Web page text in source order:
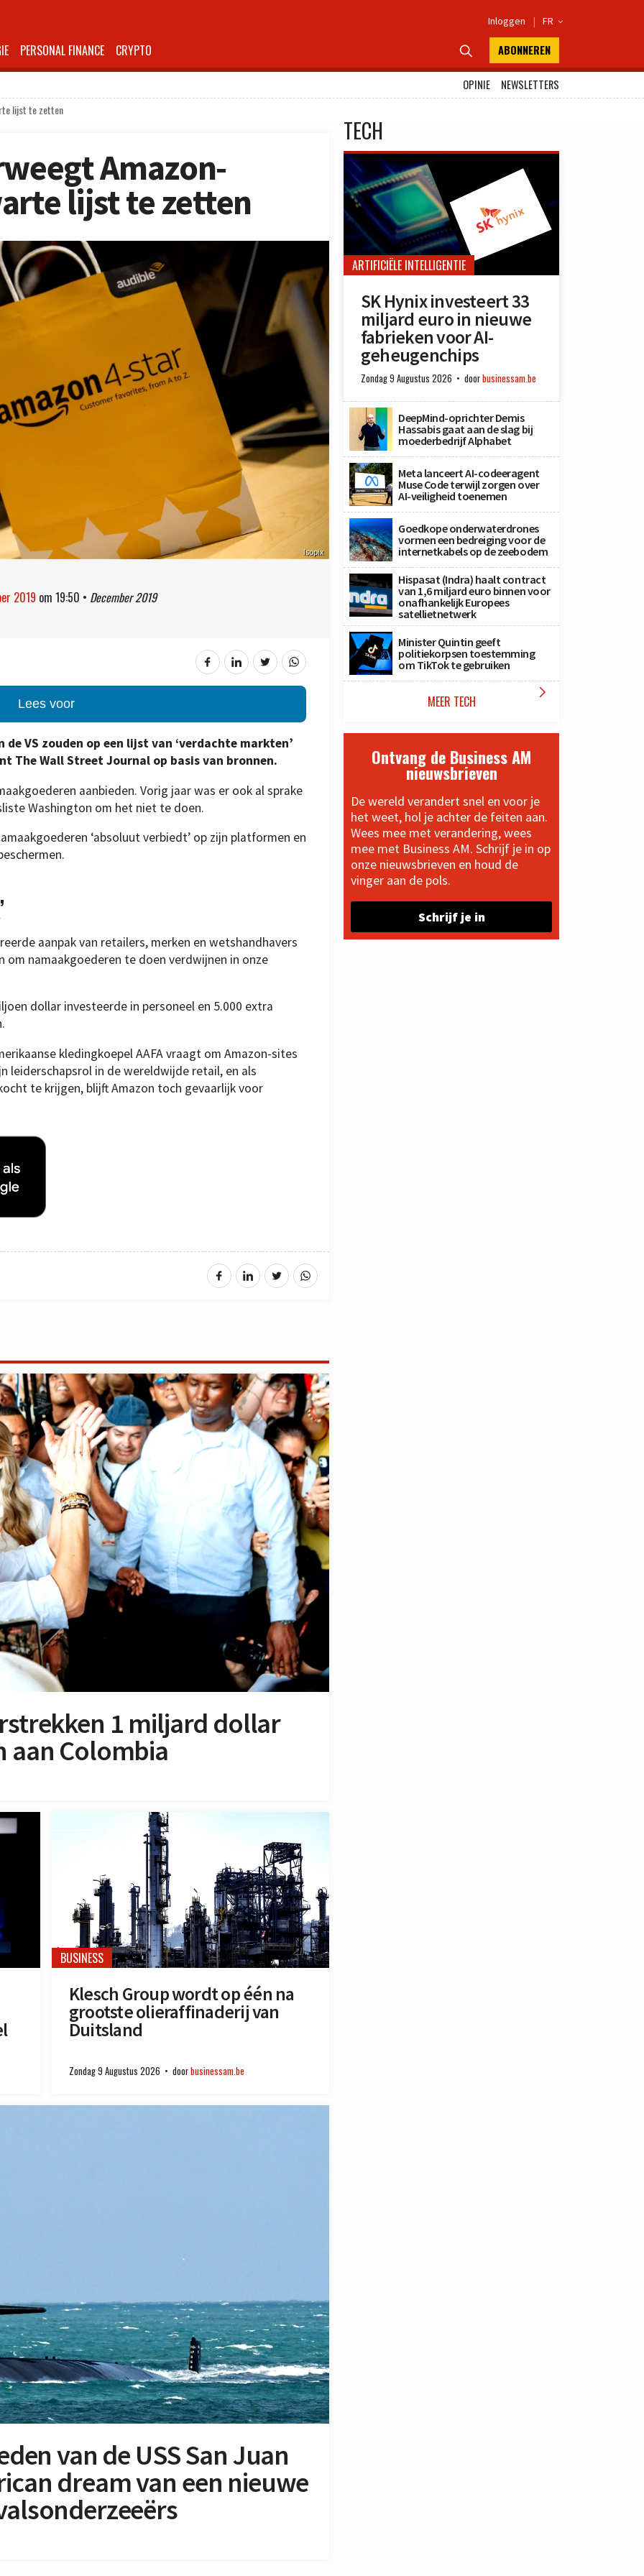
Inloggen | FR 
PERSONAL FINANCE CRYPTO  ABONNEREN
OPINIE
NEWSLETTERS
lijst te zetten
Amazon-
lijst te zetten
Isopix
2019 om 19:50 • December 2019
Lees voor
VS zouden op een lijst van ‘verdachte markten’
The Wall Street Journal op basis van bronnen.
aanbieden. Vorig jaar was er ook al sprake
Washington om het niet te doen.
‘absoluut verbiedt’ op zijn platformen en
aanpak van retailers, merken en wetshandhavers
om namaakgoederen te doen verdwijnen in onze
dollar investeerde in personeel en 5.000 extra
kledingkoepel AAFA vraagt om Amazon-sites
leiderschapsrol in de wereldwijde retail, en als
te krijgen, blijft Amazon toch gevaarlijk voor
1 miljard dollar
aan Colombia
BUSINESS
Klesch Group wordt op één na
grootste olieraffinaderij van
Duitsland
Zondag 9 Augustus 2026 doorbusinessam.be
van de USS San Juan
dream van een nieuwe
TECH
ARTIFICIËLE INTELLIGENTIE
SK Hynix investeert 33
miljard euro in nieuwe
fabrieken voor AI-
geheugenchips
Zondag 9 Augustus 2026 doorbusinessam.be
DeepMind-oprichter Demis
Hassabis gaat aan de slag bij
moederbedrijf Alphabet
Meta lanceert AI-codeeragent
Muse Code terwijl zorgen over
AI-veiligheid toenemen
Goedkope onderwaterdrones
vormen een bedreiging voor de
internetkabels op de zeebodem
Hispasat (Indra) haalt contract
van 1,6 miljard euro binnen voor
onafhankelijk Europees
satellietnetwerk
Minister Quintin geeft
politiekorpsen toestemming
om TikTok te gebruiken
MEER TECH 
Ontvang de Business AM
nieuwsbrieven
De wereld verandert snel en voor je
het weet, hol je achter de feiten aan.
Wees mee met verandering, wees
mee met Business AM. Schrijf je in op
onze nieuwsbrieven en houd de
vinger aan de pols.
Schrijf je in